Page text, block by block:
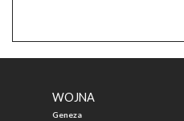
WOJNA
Geneza